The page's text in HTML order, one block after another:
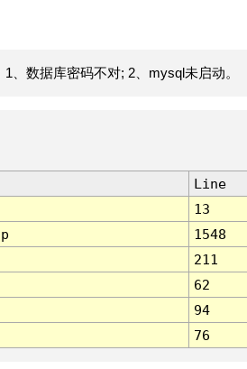
、数据库密码不对; 2、mysql未启动。
Line
13
1548
211
62
94
76